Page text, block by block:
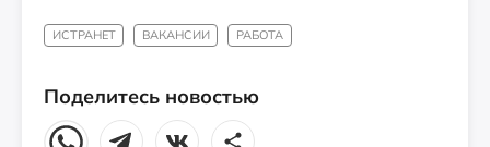
ИСТРАНЕТ ВАКАНСИИ РАБОТА
Поделитесь новостью